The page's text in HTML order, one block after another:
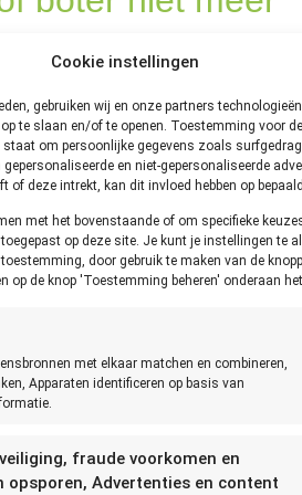
Cookie instellingen
gebruiken wij en onze partners
te slaan en/of te openen. Toestemming voor
om persoonlijke gegevens zoals
en niet-gepersonaliseerde
of deze intrekt, kan dit invloed hebben op
met het bovenstaande of om specifieke
op deze site. Je kunt je instellingen te
door gebruik te maken van de
op de knop 'Toestemming beheren' onderaan
met elkaar matchen en combineren,
Apparaten identificeren op basis van
fraude voorkomen en
opsporen, Advertenties en content
of roomboter niet meer goed
proeven. Als de roomboter heel erg
heel hard wordt, kan deze niet meer
een sterke geur als deze
is, is door te zien, ruiken en
plantaardig product is, is margarine
margarine niet erg slecht gaan
is of korrelig wordt, kun je
gebruiken. Bij verkleuren gaat het
zijn geheel verkleurt, dus niet alleen
je eraf schrapen.
boter bewaren?